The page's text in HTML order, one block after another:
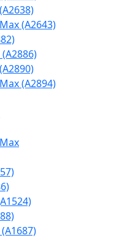
(A2643)
(A2894)